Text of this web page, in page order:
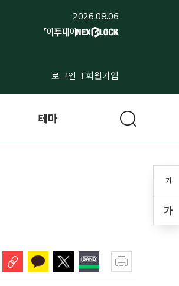
2026.08.06
로그인 회원가입
가
가
테마